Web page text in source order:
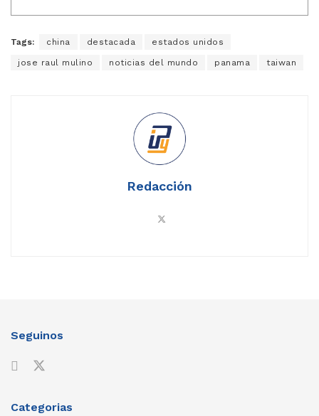
Tags: china destacada estados unidos
jose raul mulino noticias del mundo panama taiwan
Redacción
Seguinos
Categorias